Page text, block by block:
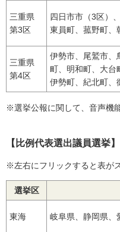
三重県
第3区
四日市市（3区）
東員町、菰野町、
三重県
第4区
伊勢市、尾鷲市、
町、明和町、大台
伊勢町、紀北町、
※選挙公報に関して、音声機
【比例代表選出議員選挙】
※左右にフリックすると表が
選挙区
東海 岐阜県、静岡県、